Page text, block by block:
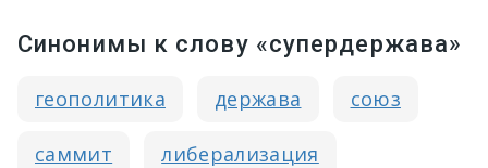
Синонимы к слову «супердержава»
геополитика держава союз
саммит либерализация